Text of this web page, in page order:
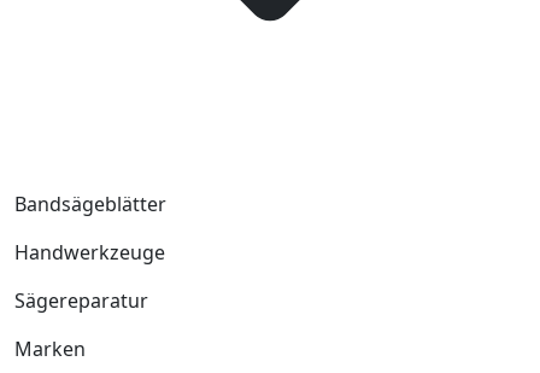
Bandsägeblätter
Handwerkzeuge
Sägereparatur
Marken